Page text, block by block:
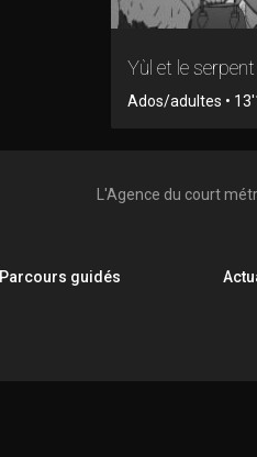
Yùl et le serpent
Ados/adultes •
L'Agence du court
Parcours guidés